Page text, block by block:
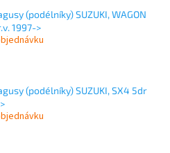
(podélníky) SUZUKI, WAGON
1997->
(podélníky) SUZUKI, SX4 5dr